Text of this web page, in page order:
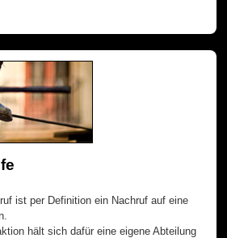
ist per Definition ein Nachruf auf eine
hält sich dafür eine eigene Abteilung